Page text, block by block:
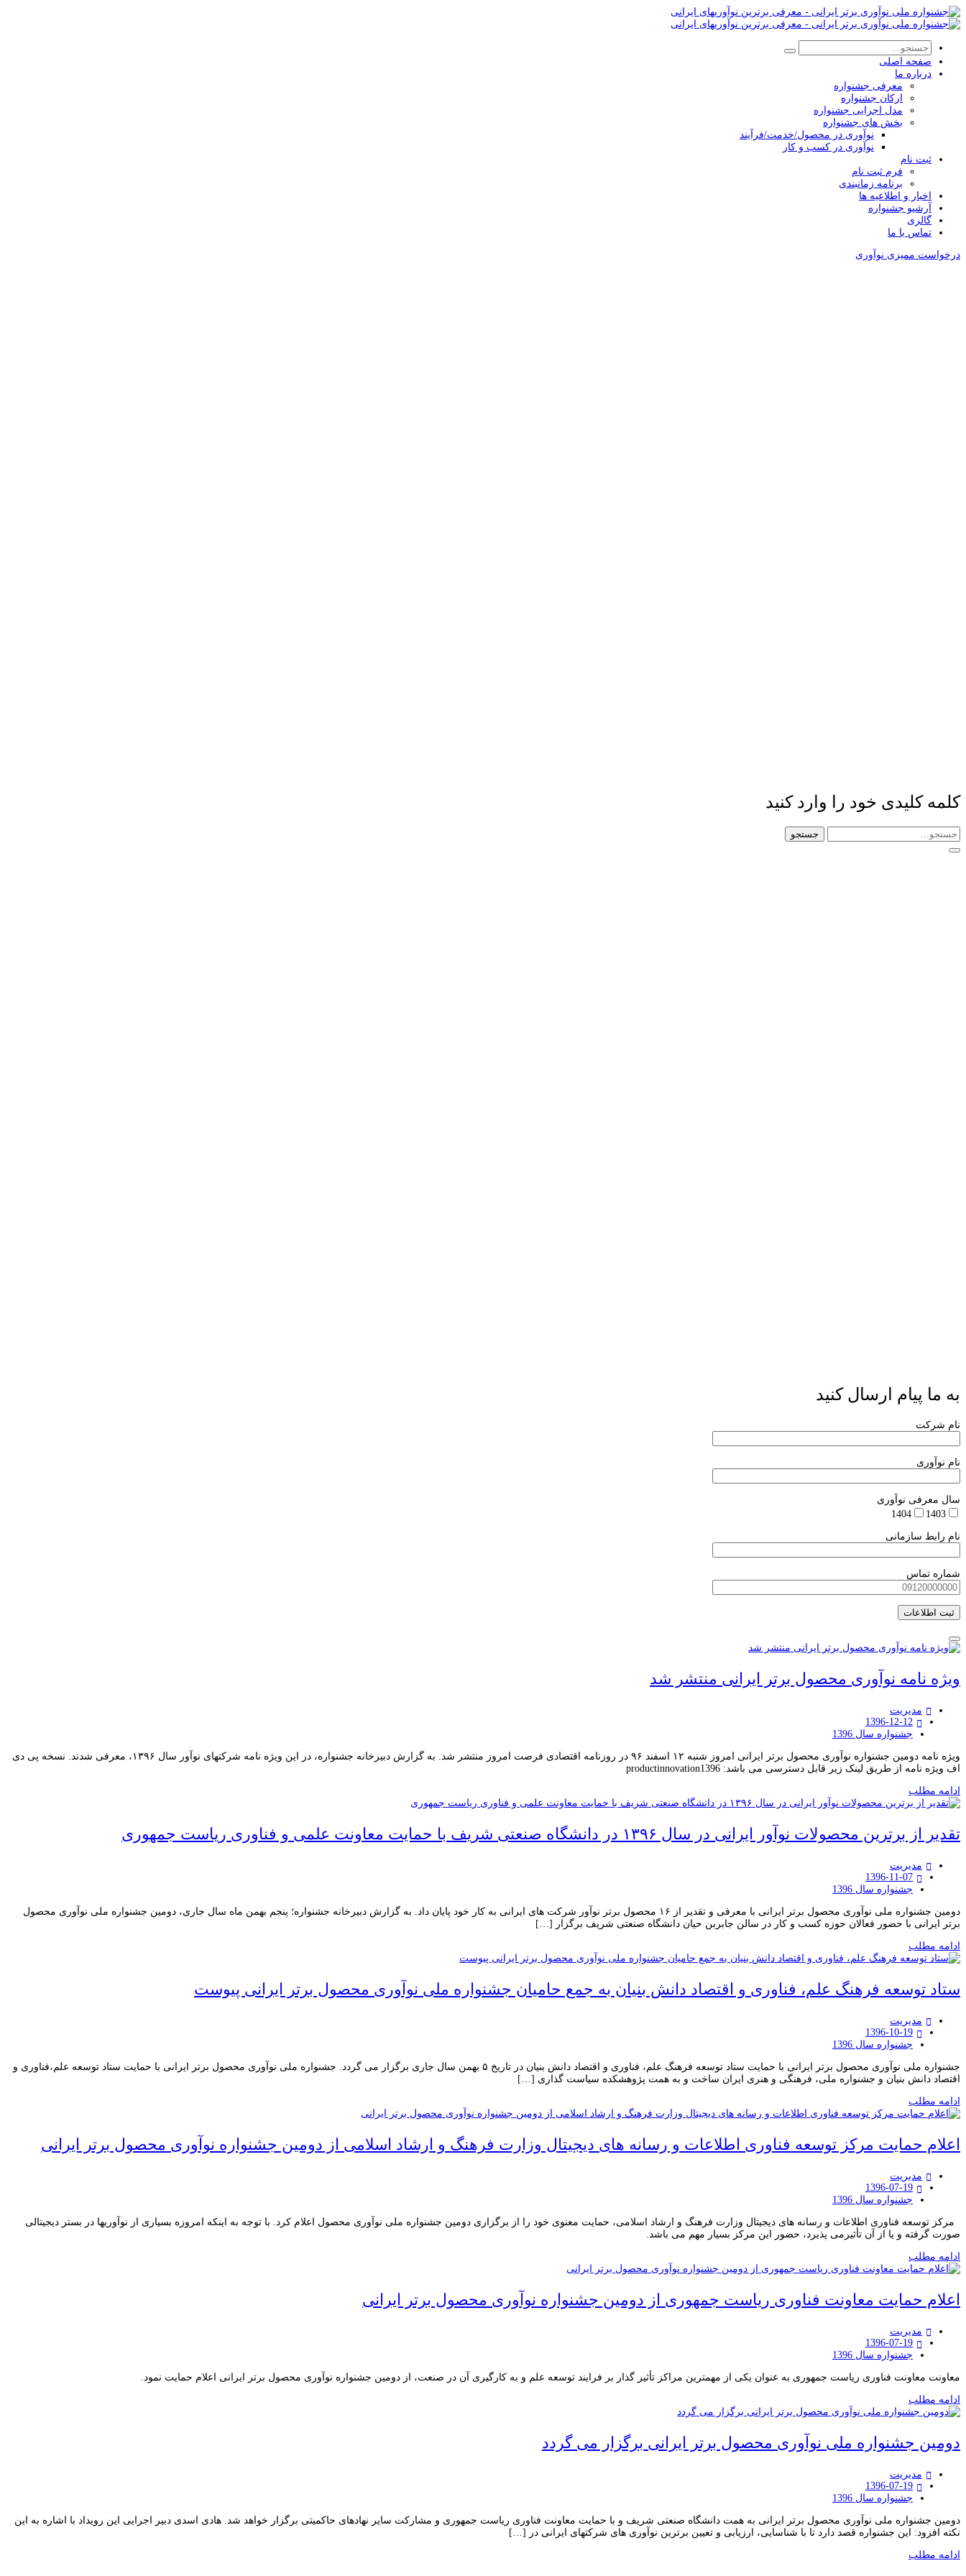
صفحه اصلی
درباره ما
معرفی جشنواره
ارکان جشنواره
مدل اجرایی جشنواره
بخش های جشنواره
نوآوری در محصول/خدمت/فرآیند
نوآوری در کسب و کار
ثبت نام
فرم ثبت نام
برنامه زمانبندی
اخبار و اطلاعیه ها
آرشیو جشنواره
گالری
تماس با ما
درخواست ممیزی نوآوری
کلمه کلیدی خود را وارد کنید
جستجو
به ما پیام ارسال کنید
نام شرکت
نام نوآوری
سال معرفی نوآوری
1403
1404
نام رابط سازمانی
شماره تماس
ویژه نامه نوآوری محصول برتر ایرانی منتشر شد
مدیریت
1396-12-12
جشنواره سال 1396
ویژه نامه دومین جشنواره نوآوری محصول برتر ایرانی امروز شنبه ۱۲ اسفند ۹۶ در روزنامه اقتصادی فرصت امروز منتشر شد. به گزارش دبیرخانه جشنواره، در این ویژه نامه شرکتهای نوآور سال ۱۳۹۶، معرفی شدند. نسخه پی دی
اف ویژه نامه از طریق لینک زیر قابل دسترسی می باشد: productinnovation1396
ادامه مطلب
تقدیر از برترین محصولات نوآور ایرانی در سال ۱۳۹۶ در دانشگاه صنعتی شریف با حمایت معاونت علمی و فناوری ریاست جمهوری
مدیریت
1396-11-07
جشنواره سال 1396
دومین جشنواره ملی نوآوری محصول برتر ایرانی با معرفی و تقدیر از ۱۶ محصول برتر نوآور شرکت های ایرانی به کار خود پایان داد. به گزارش دبیرخانه جشنواره؛ پنجم بهمن ماه سال جاری، دومین جشنواره ملی نوآوری محصول
برتر ایرانی با حضور فعالان حوزه کسب و کار در سالن جابربن حیان دانشگاه صنعتی شریف برگزار […]
ادامه مطلب
ستاد توسعه فرهنگ علم، فناوری و اقتصاد دانش بنیان به جمع حامیان جشنواره ملی نوآوری محصول برتر ایرانی پیوست
مدیریت
1396-10-19
جشنواره سال 1396
جشنواره ملی نوآوری محصول برتر ایرانی با حمایت ستاد توسعه فرهنگ علم، فناوری و اقتصاد دانش بنیان در تاریخ ۵ بهمن سال جاری برگزار می گردد. جشنواره ملی نوآوری محصول برتر ایرانی با حمایت ستاد توسعه علم،فناوری و
اقتصاد دانش بنیان و جشنواره ملی، فرهنگی و هنری ایران ساخت و به همت پژوهشکده سیاست گذاری […]
ادامه مطلب
اعلام حمایت مرکز توسعه فناوری اطلاعات و رسانه های دیجیتال وزارت فرهنگ و ارشاد اسلامی از دومین جشنواره نوآوری محصول برتر ایرانی
مدیریت
1396-07-19
جشنواره سال 1396
مرکز توسعه فناوری اطلاعات و رسانه های دیجیتال وزارت فرهنگ و ارشاد اسلامی، حمایت معنوی خود را از برگزاری دومین جشنواره ملی نوآوری محصول اعلام کرد. با توجه به اینکه امروزه بسیاری از نوآوریها در بستر دیجیتالی
صورت گرفته و یا از آن تأثیرمی پذیرد، حضور این مرکز بسیار مهم می باشد.
ادامه مطلب
اعلام حمایت معاونت فناوری ریاست جمهوری از دومین جشنواره نوآوری محصول برتر ایرانی
مدیریت
1396-07-19
جشنواره سال 1396
معاونت معاونت فناوری ریاست جمهوری به عنوان یکی از مهمترین مراکز تأثیر گذار بر فرایند توسعه علم و به کارگیری آن در صنعت، از دومین جشنواره نوآوری محصول برتر ایرانی اعلام حمایت نمود.
ادامه مطلب
دومین جشنواره ملی نوآوری محصول برتر ایرانی برگزار می گردد
مدیریت
1396-07-19
جشنواره سال 1396
دومین جشنواره ملی نوآوری محصول برتر ایرانی به همت دانشگاه صنعتی شریف و با حمایت معاونت فناوری ریاست جمهوری و مشارکت سایر نهادهای حاکمیتی برگزار خواهد شد. هادی اسدی دبیر اجرایی این رویداد با اشاره به این
نکته افزود: این جشنواره قصد دارد تا با شناسایی، ارزیابی و تعیین برترین نوآوری های شرکتهای ایرانی در […]
ادامه مطلب